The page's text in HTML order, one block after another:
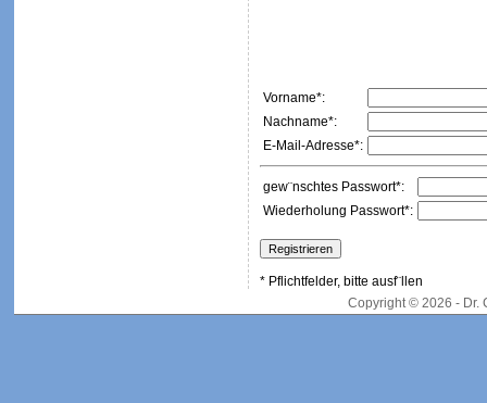
Vorname*:
Nachname*:
E-Mail-Adresse*:
gew¨nschtes Passwort*:
Wiederholung Passwort*:
* Pflichtfelder, bitte ausf¨llen
Copyright © 2026 - Dr.